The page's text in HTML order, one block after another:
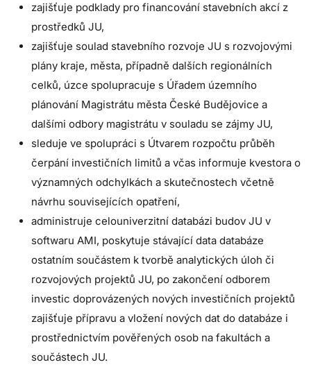
zajišťuje podklady pro financování stavebních akcí z
prostředků JU,
zajišťuje soulad stavebního rozvoje JU s rozvojovými
plány kraje, města, případně dalších regionálních
celků, úzce spolupracuje s Úřadem územního
plánování Magistrátu města České Budějovice a
dalšími odbory magistrátu v souladu se zájmy JU,
sleduje ve spolupráci s Útvarem rozpočtu průběh
čerpání investičních limitů a včas informuje kvestora o
významných odchylkách a skutečnostech včetně
návrhu souvisejících opatření,
administruje celouniverzitní databázi budov JU v
softwaru AMI, poskytuje stávající data databáze
ostatním součástem k tvorbě analytických úloh či
rozvojových projektů JU, po zakončení odborem
investic doprovázených nových investičních projektů
zajišťuje přípravu a vložení nových dat do databáze i
prostřednictvím pověřených osob na fakultách a
součástech JU.